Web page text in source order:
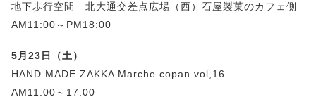
地下歩行空間 北大通交差点広場（西）石屋製菓のカフェ側
AM11:00～PM18:00
5月23日（土）
HAND MADE ZAKKA Marche copan vol,16
AM11:00～17:00